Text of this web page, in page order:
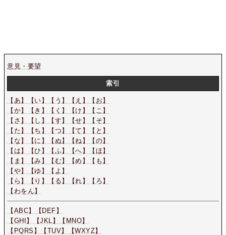
意見・要望
索引
【あ】 【い】 【う】 【え】
【お】
【か】
【き】 【く】 【け】
【こ】
【さ】
【し】 【す】 【せ】
【そ】
【た】
【ち】 【つ】 【て】
【と】
【な】
【に】 【ぬ】 【ね】
【の】
【は】
【ひ】 【ふ】 【へ】
【ほ】
【ま】
【み】 【む】 【め】
【も】
【や】
【ゆ】
【よ】
【ら】
【り】 【る】 【れ】
【ろ】
【わをん】
【ABC】
【DEF】
【GHI】
【JKL】
【MNO】
【PQRS】
【TUV】 【WXYZ】